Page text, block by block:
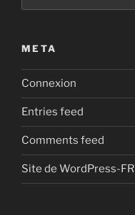
META
Connexion
Entries feed
Comments feed
Site de WordPress-FR